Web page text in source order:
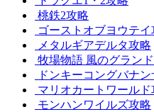
桃鉄2攻略
ゴーストオブヨウテイ
メタルギアデルタ攻略
牧場物語 風のグラン
ドンキーコングバナン
マリオカートワールド
モンハンワイルズ攻略